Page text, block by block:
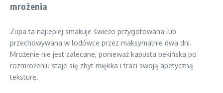
mrożenia
Zupa ta najlepiej smakuje świeżo przygotowana lub
przechowywana w lodówce przez maksymalnie dwa dni.
Mrożenie nie jest zalecane, ponieważ kapusta pekińska po
rozmrożeniu staje się zbyt miękka i traci swoją apetyczną
teksturę.